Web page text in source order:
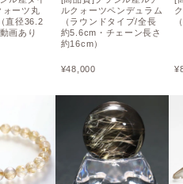
ォーツ丸
直径36.2
画あり
ルクォーツペンデュラム
（ラウンドタイプ/全長
約5.6cm・チェーン長さ
約16cm）
¥48,000 ¥